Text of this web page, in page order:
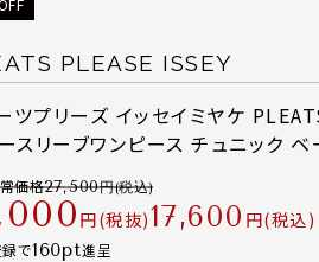
PLEASE ISSEY
ツプリーズ イッセイミヤケ
スリーブワンピース チュニック
価格27,500
税抜 17,600 税込
で160 進呈